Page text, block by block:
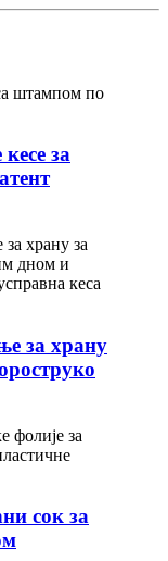
за
за храну
сок за